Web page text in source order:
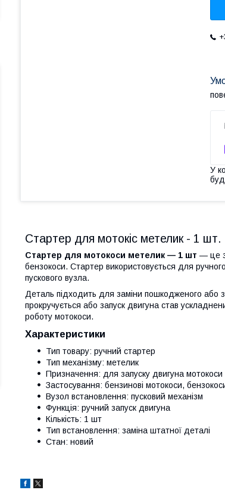
У
Стартер для мотокіс метелик - 1 шт.
Стартер для мотокоси метелик — 1 шт — це
бензокоси. Стартер використовується для
пускового вузла.
Деталь підходить для заміни пошкодженого або
прокручується або запуск двигуна став
роботу мотокоси.
Характеристики
Тип товару: ручний стартер
Тип механізму: метелик
Призначення: для запуску двигуна мотокоси
Застосування: бензинові мотокоси,
Вузол встановлення: пусковий механізм
Функція: ручний запуск двигуна
Кількість: 1 шт
Тип встановлення: заміна штатної деталі
Стан: новий